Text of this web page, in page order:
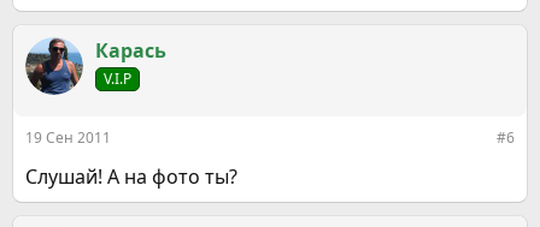
Карась
V.I.P
19 Сен 2011 #6
Слушай! А на фото ты?